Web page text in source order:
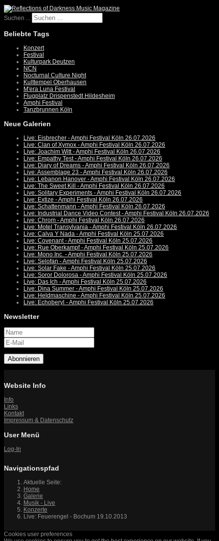
Suchen ...
Beliebte Tags
Konzert
Festival
Kulturpark Deutzen
NCN
Nocturnal Culture Night
Kulttempel Oberhausen
M'era Luna Festival
Flugplatz Drispenstedt Hildesheim
Amphi Festival
Tanzbrunnen Köln
Neue Galerien
Live: Eisbrecher - Amphi Festival Köln 26.07.2026
Live: Clan of Xymox - Amphi Festival Köln 26.07.2026
Live: Joachim Witt - Amphi Festival Köln 26.07.2026
Live: Empathy Test - Amphi Festival Köln 26.07.2026
Live: Diary of Dreams - Amphi Festival Köln 26.07.2026
Live: Assemblage 23 - Amphi Festival Köln 26.07.2026
Live: Lebanon Hanover - Amphi Festival Köln 26.07.2026
Live: The Sweet Kill - Amphi Festival Köln 26.07.2026
Live: Solitary Experiments - Amphi Festival Köln 26.07.2026
Live: Extize - Amphi Festival Köln 26.07.2026
Live: Schattenmann - Amphi Festival Köln 26.07.2026
Live: Industrial Dance Video Contest - Amphi Festival Köln 26.07.2026
Live: Chrom - Amphi Festival Köln 26.07.2026
Live: Motel Transylvania - Amphi Festival Köln 26.07.2026
Live: Calva Y Nada - Amphi Festival Köln 25.07.2026
Live: Covenant - Amphi Festival Köln 25.07.2026
Live: Rue Oberkampf - Amphi Festival Köln 25.07.2026
Live: Mono Inc. - Amphi Festival Köln 25.07.2026
Live: Selofan - Amphi Festival Köln 25.07.2026
Live: Solar Fake - Amphi Festival Köln 25.07.2026
Live: Soror Dolorosa - Amphi Festival Köln 25.07.2026
Live: Das Ich - Amphi Festival Köln 25.07.2026
Live: Dina Summer - Amphi Festival Köln 25.07.2026
Live: Heldmaschine - Amphi Festival Köln 25.07.2026
Live: Echoberyl - Amphi Festival Köln 25.07.2026
Newsletter
Abonnieren
Website Info
Info
Links
Kontakt
Impressum & Datenschutz
User Menü
Log-In
Navigationspfad
Aktuelle Seite:
Home
Galerie
Musik - Live
Konzerte
Live: Feuerengel - Bochum 19.10.2013
Cookies user preferences